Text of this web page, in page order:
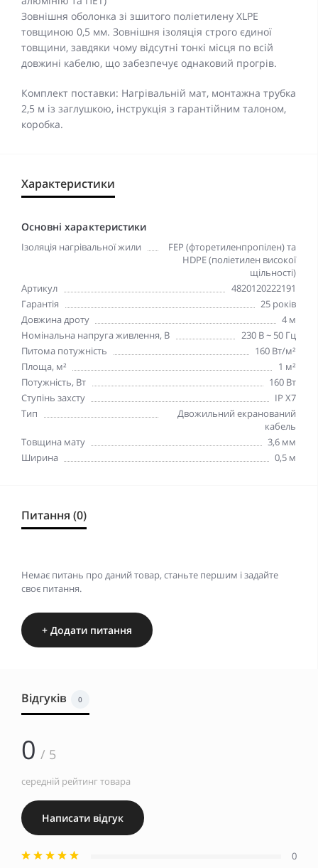
Зовнішня оболонка зі зшитого поліетилену XLPE
товщиною 0,5 мм. Зовнішня ізоляція строго єдиної
товщини, завдяки чому відсутні тонкі місця по всій
довжині кабелю, що забезпечує однаковий прогрів.
Комплект поставки: Нагрівальній мат, монтажна трубка
2,5 м із заглушкою, інструкція з гарантійним талоном,
коробка.
Характеристики
Основні характеристики
Ізоляція нагрівальної жили
FEP (фторетиленпропілен) та
HDPE (поліетилен високої
щільності)
Артикул
4820120222191
Гарантія
25 років
Довжина дроту
4 м
Номінальна напруга живлення, В
230 В ~ 50 Гц
Питома потужність
160 Вт/м²
Площа, м²
1 м²
Потужність, Вт
160 Вт
Ступінь захсту
IP X7
Тип
Двожильний екранований
кабель
Товщина мату
3,6 мм
Ширина
0,5 м
Питання (0)
Немає питань про даний товар, станьте першим і задайте
своє питання.
+ Додати питання
Відгуків 0
0 / 5
середній рейтинг товара
Написати відгук
0